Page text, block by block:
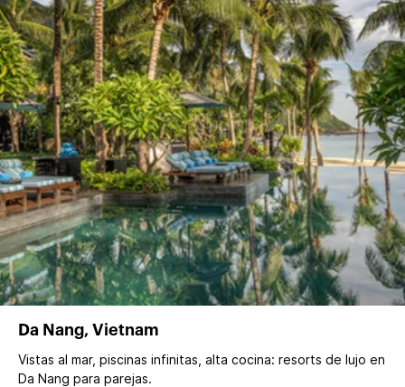
Da Nang, Vietnam
Vistas al mar, piscinas infinitas, alta cocina: resorts de lujo en
Da Nang para parejas.